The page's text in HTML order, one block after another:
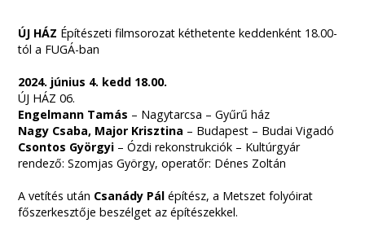
ÚJ HÁZ Építészeti filmsorozat kéthetente keddenként 18.00-
tól a FUGÁ-ban
2024. június 4. kedd 18.00.
ÚJ HÁZ 06.
Engelmann Tamás – Nagytarcsa – Gyűrű ház
Nagy Csaba, Major Krisztina – Budapest – Budai Vigadó
Csontos Györgyi – Ózdi rekonstrukciók – Kultúrgyár
rendező: Szomjas György, operatőr: Dénes Zoltán
A vetítés után Csanády Pál építész, a Metszet folyóirat
főszerkesztője beszélget az építészekkel.